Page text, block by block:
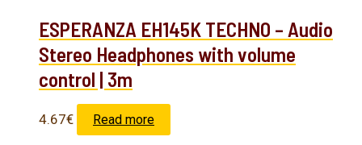
ESPERANZA EH145K TECHNO – Audio
Stereo Headphones with volume
control | 3m
4.67€ Read more